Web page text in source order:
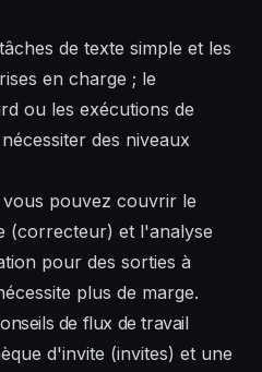
de texte simple et les
en charge ; le
ou les exécutions de
des niveaux
pouvez couvrir le
(correcteur) et l'analyse
pour des sorties à
plus de marge.
de flux de travail
d'invite (invites) et une